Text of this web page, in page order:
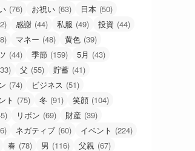
(76) お祝い (63) 日本 (50)
感謝 (44) 私服 (49) 投資 (44)
マネー (48) 黄色 (39)
(44) 季節 (159) 5月 (43)
父 (55) 貯蓄 (41)
(74) ビジネス (51)
ト (75) 冬 (91) 笑顔 (104)
リボン (69) 財産 (39)
ネガティブ (60) イベント (224)
春 (78) 男 (116) 父親 (67)